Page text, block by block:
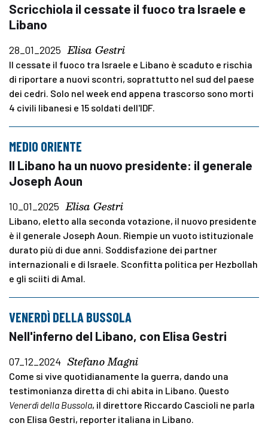
Scricchiola il cessate il fuoco tra Israele e
Libano
28_01_2025 Elisa Gestri
Il cessate il fuoco tra Israele e Libano è scaduto e rischia
di riportare a nuovi scontri, soprattutto nel sud del paese
dei cedri. Solo nel week end appena trascorso sono morti
4 civili libanesi e 15 soldati dell'IDF.
MEDIO ORIENTE
Il Libano ha un nuovo presidente: il generale
Joseph Aoun
10_01_2025 Elisa Gestri
Libano, eletto alla seconda votazione, il nuovo presidente
è il generale Joseph Aoun. Riempie un vuoto istituzionale
durato più di due anni. Soddisfazione dei partner
internazionali e di Israele. Sconfitta politica per Hezbollah
e gli sciiti di Amal.
VENERDÌ DELLA BUSSOLA
Nell'inferno del Libano, con Elisa Gestri
07_12_2024 Stefano Magni
Come si vive quotidianamente la guerra, dando una
testimonianza diretta di chi abita in Libano. Questo
Venerdì della Bussola, il direttore Riccardo Cascioli ne parla
con Elisa Gestri, reporter italiana in Libano.